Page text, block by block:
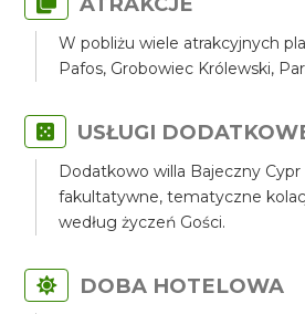
W pobliżu wiele atrakcyjnych
Pafos, Grobowiec Królewski,
USŁUGI
Dodatkowo willa Bajeczny
fakultatywne, tematyczne
według życzeń Gości.
DOBA HOTELOWA